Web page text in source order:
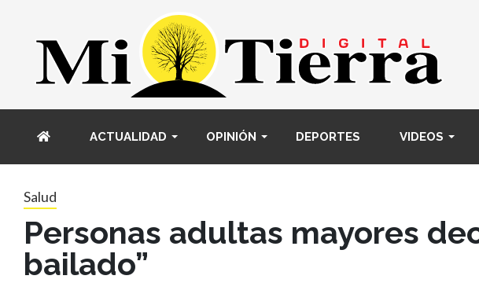
ACTUALIDAD OPINIÓN DEPORTES VIDEOS
Salud
Personas adultas mayores
bailado”